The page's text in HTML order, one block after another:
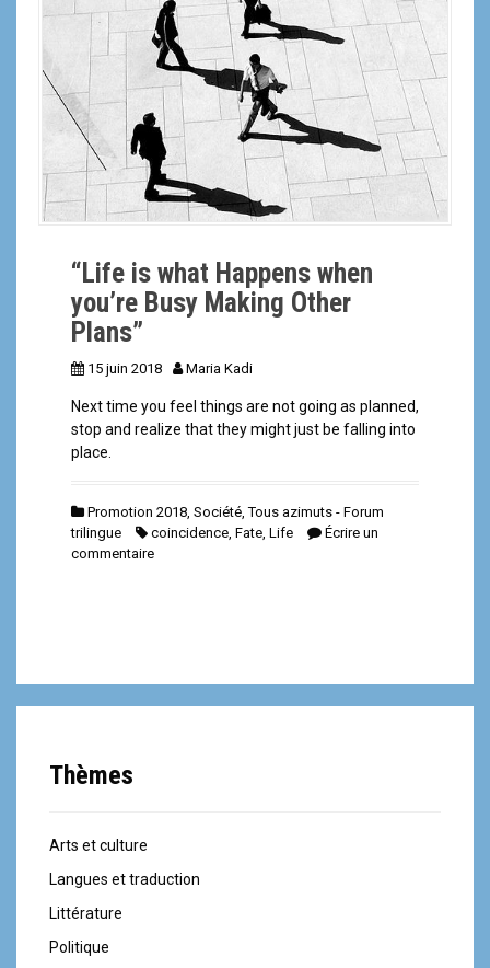
“Life is what Happens when
you’re Busy Making Other
Plans”
15 juin 2018 Maria Kadi
Next time you feel things are not going as planned,
stop and realize that they might just be falling into
place.
Promotion 2018, Société,Tous azimuts - Forum
trilingue
coincidence, Fate, Life
Écrire un
commentaire
Thèmes
Arts et culture
Langues et traduction
Littérature
Politique